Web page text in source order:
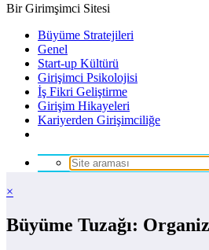
Bir Girimşimci Sitesi
Büyüme Stratejileri
Genel
Start-up Kültürü
Girişimci Psikolojisi
İş Fikri Geliştirme
Girişim Hikayeleri
Kariyerden Girişimciliğe
×
Büyüme Tuzağı: